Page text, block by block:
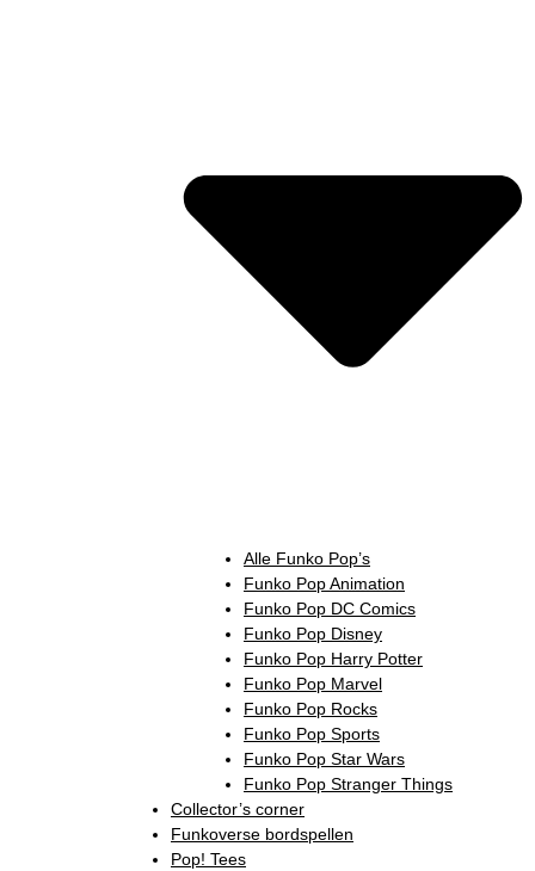
Alle Funko Pop’s
Funko Pop Animation
Funko Pop DC Comics
Funko Pop Disney
Funko Pop Harry Potter
Funko Pop Marvel
Funko Pop Rocks
Funko Pop Sports
Funko Pop Star Wars
Funko Pop Stranger Things
Collector’s corner
Funkoverse bordspellen
Pop! Tees